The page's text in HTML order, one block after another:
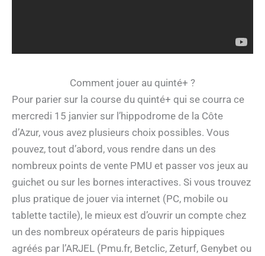
Comment jouer au quinté+ ?
Pour parier sur la course du quinté+ qui se courra ce
mercredi 15 janvier sur l’hippodrome de la Côte
d’Azur, vous avez plusieurs choix possibles. Vous
pouvez, tout d’abord, vous rendre dans un des
nombreux points de vente PMU et passer vos jeux au
guichet ou sur les bornes interactives. Si vous trouvez
plus pratique de jouer via internet (PC, mobile ou
tablette tactile), le mieux est d’ouvrir un compte chez
un des nombreux opérateurs de paris hippiques
agréés par l’ARJEL (Pmu.fr, Betclic, Zeturf, Genybet ou